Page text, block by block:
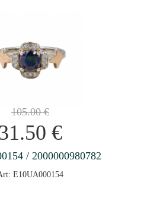
105.00€
€
/ 2000000980782
E10UA000154